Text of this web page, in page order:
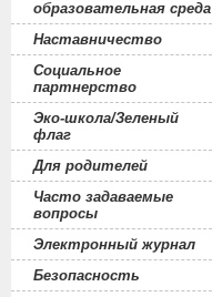
образовательная среда
Наставничество
Социальное
партнерство
Эко-школа/Зеленый
флаг
Для родителей
Часто задаваемые
вопросы
Электронный журнал
Безопасность